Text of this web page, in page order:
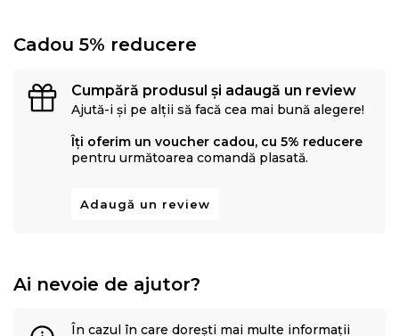
Cadou 5% reducere
Cumpără produsul și adaugă un review
Ajută-i și pe alții să facă cea mai bună alegere!
Îți oferim un voucher cadou, cu 5% reducere
pentru următoarea comandă plasată.
Adaugă un review
Ai nevoie de ajutor?
În cazul în care dorești mai multe informații